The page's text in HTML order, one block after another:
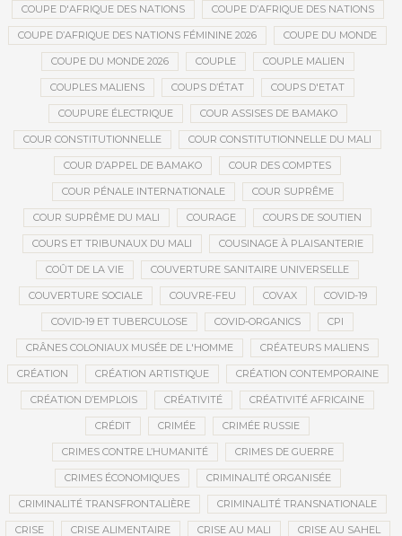
COUPE D'AFRIQUE DES NATIONS COUPE D’AFRIQUE DES NATIONS
COUPE D’AFRIQUE DES NATIONS FÉMININE 2026 COUPE DU MONDE
COUPE DU MONDE 2026 COUPLE COUPLE MALIEN
COUPLES MALIENS COUPS D’ÉTAT COUPS D'ETAT
COUPURE ÉLECTRIQUE COUR ASSISES DE BAMAKO
COUR CONSTITUTIONNELLE COUR CONSTITUTIONNELLE DU MALI
COUR D’APPEL DE BAMAKO COUR DES COMPTES
COUR PÉNALE INTERNATIONALE COUR SUPRÊME
COUR SUPRÊME DU MALI COURAGE COURS DE SOUTIEN
COURS ET TRIBUNAUX DU MALI COUSINAGE À PLAISANTERIE
COÛT DE LA VIE COUVERTURE SANITAIRE UNIVERSELLE
COUVERTURE SOCIALE COUVRE-FEU COVAX COVID-19
COVID-19 ET TUBERCULOSE COVID-ORGANICS CPI
CRÂNES COLONIAUX MUSÉE DE L'HOMME CRÉATEURS MALIENS
CRÉATION CRÉATION ARTISTIQUE CRÉATION CONTEMPORAINE
CRÉATION D’EMPLOIS CRÉATIVITÉ CRÉATIVITÉ AFRICAINE
CRÉDIT CRIMÉE CRIMÉE RUSSIE
CRIMES CONTRE L’HUMANITÉ CRIMES DE GUERRE
CRIMES ÉCONOMIQUES CRIMINALITÉ ORGANISÉE
CRIMINALITÉ TRANSFRONTALIÈRE CRIMINALITÉ TRANSNATIONALE
CRISE CRISE ALIMENTAIRE CRISE AU MALI CRISE AU SAHEL